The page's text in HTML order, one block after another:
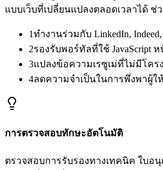
แบบเว็บที่เปลี่ยนแปลงตลอดเวลาได้
1ทำงานร่วมกับ LinkedIn,
2รองรับพอร์ทัลที่ใช้ JavaScript
3แปลงข้อความเรซูเม่ที่ไม่มีโคร
4ลดความจำเป็นในการพึ่งพาผู้
การตรวจสอบทักษะอัตโนมัติ
ตรวจสอบการรับรองทางเทคนิค ใบ